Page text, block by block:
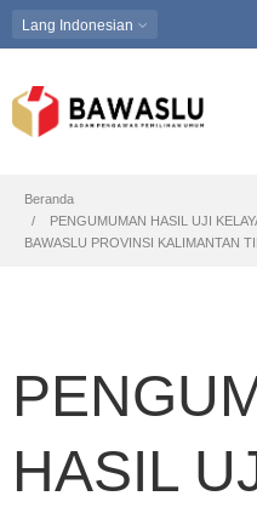
Lang Indonesian
Beranda
PENGUMUMAN HASIL UJI
BAWASLU PROVINSI KALIMANTAN
HASIL